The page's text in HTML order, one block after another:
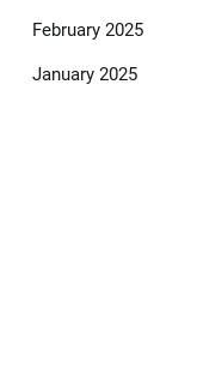
February 2025
January 2025